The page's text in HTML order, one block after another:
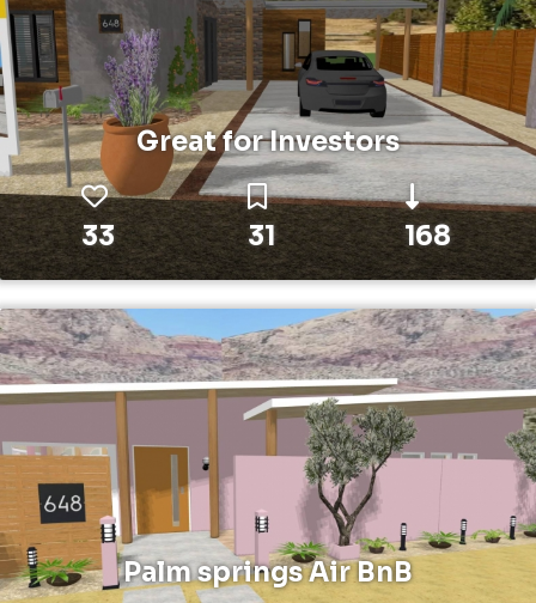
Great for Investors
33 31 168
Palm springs Air BnB